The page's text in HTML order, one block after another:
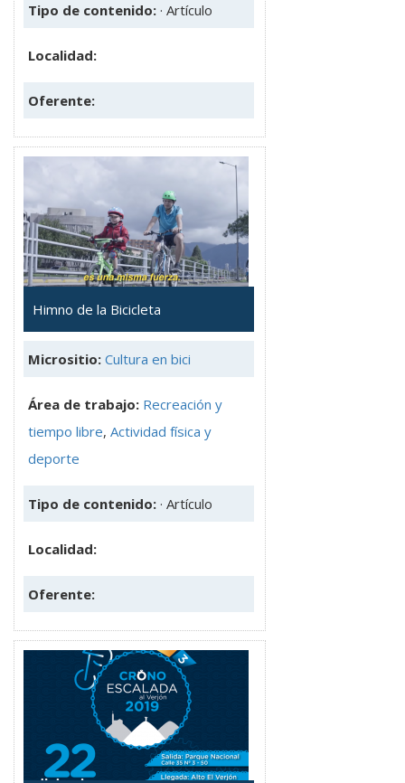
Tipo de contenido: · Artículo
Localidad:
Oferente:
Himno de la Bicicleta
Micrositio: Cultura en bici
Área de trabajo: Recreación y
tiempo libre, Actividad física y
deporte
Tipo de contenido: · Artículo
Localidad:
Oferente: